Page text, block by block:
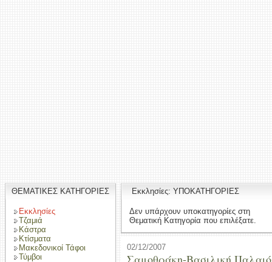
ΘΕΜΑΤΙΚΕΣ ΚΑΤΗΓΟΡΙΕΣ
Εκκλησίες
Τζαμιά
Κάστρα
Κτίσματα
Μακεδονικοί Τάφοι
Τύμβοι
Εκκλησίες: ΥΠΟΚΑΤΗΓΟΡΙΕΣ
Δεν υπάρχουν υποκατηγορίες στη
Θεματική Κατηγορία που επιλέξατε.
02/12/2007
Σαμοθράκη-Βασιλική